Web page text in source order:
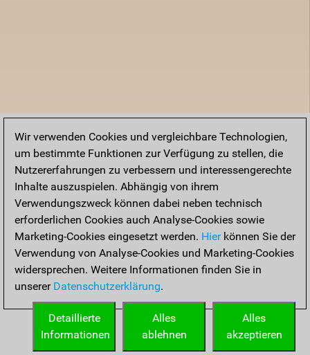
Wir verwenden Cookies und vergleichbare Technologien,
um bestimmte Funktionen zur Verfügung zu stellen, die
Nutzererfahrungen zu verbessern und interessengerechte
Inhalte auszuspielen. Abhängig von ihrem
Verwendungszweck können dabei neben technisch
erforderlichen Cookies auch Analyse-Cookies sowie
Marketing-Cookies eingesetzt werden. Hierkönnen Sie der
Verwendung von Analyse-Cookies und Marketing-Cookies
widersprechen. Weitere Informationen finden Sie in
unserer Datenschutzerklärung.
Alles
akzeptieren
Alles
ablehnen
Detaillierte
Informationen